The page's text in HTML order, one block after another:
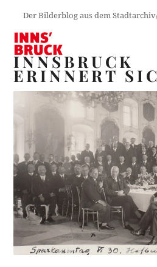
Der Bilderblog aus dem
INNSBRUCK
ERINNERT